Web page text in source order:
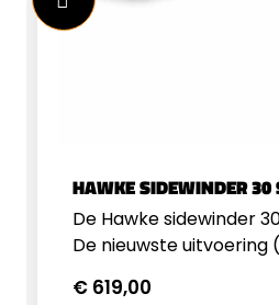
HAWKE SIDEWINDER
De Hawke sidewinder
De nieuwste uitvoering
sidewinder serie is
€ 619,00